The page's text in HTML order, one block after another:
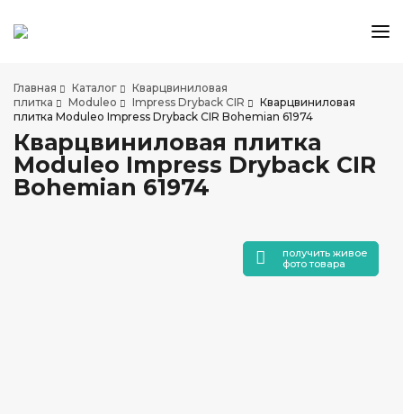
АКЦИИ И СКИДКИ
О КОМПАНИИ
НАШИ МАГАЗИНЫ
ДОСТАВКА И ОПЛАТА
Главная Каталог
Кварцвиниловая
плитка
Moduleo Impress Dryback CIR
Кварцвиниловая
плитка Moduleo Impress Dryback CIR Bohemian 61974
Кварцвиниловая плитка
Moduleo Impress Dryback CIR
Bohemian 61974
получить живое
фото товара